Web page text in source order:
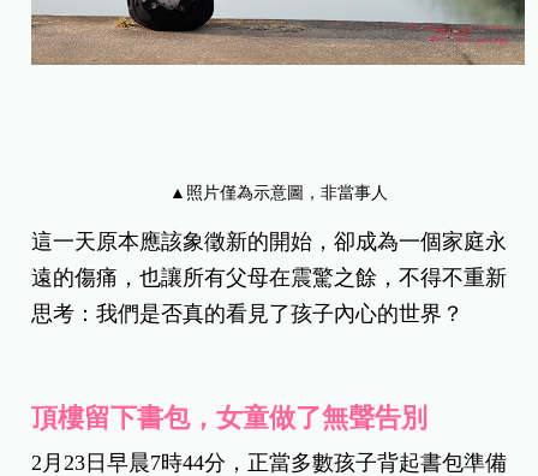
▲照片僅為示意圖，非當事人
這一天原本應該象徵新的開始，卻成為一個家庭永
遠的傷痛，也讓所有父母在震驚之餘，不得不重新
思考：我們是否真的看見了孩子內心的世界？
頂樓留下書包，女童做了無聲告別
2月23日早晨7時44分，正當多數孩子背起書包準備